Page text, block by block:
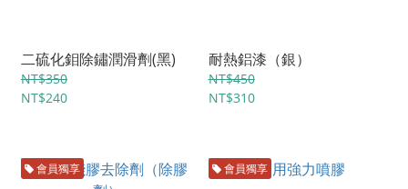
二硫化鉬除鏽潤滑劑(黑)
NT$350
NT$240
耐熱鋁漆（銀）
NT$450
NT$310
會員獨享 會員獨享